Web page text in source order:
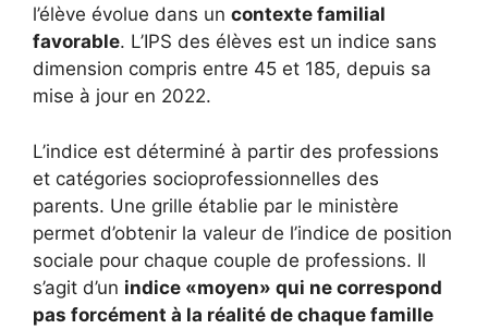
l’élève évolue dans un contexte familial
favorable. L’IPS des élèves est un indice sans
dimension compris entre 45 et 185, depuis sa
mise à jour en 2022.
L’indice est déterminé à partir des professions
et catégories socioprofessionnelles des
parents. Une grille établie par le ministère
permet d’obtenir la valeur de l’indice de position
sociale pour chaque couple de professions. Il
s’agit d’un indice «moyen» qui ne correspond
pas forcément à la réalité de chaque famille